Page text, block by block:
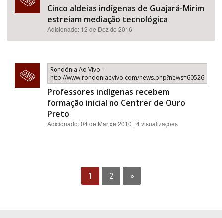
Cinco aldeias indígenas de Guajará-Mirim
estreiam mediação tecnológica
Adicionado: 12 de Dez de 2016
Rondônia Ao Vivo -
http://www.rondoniaovivo.com/news.php?news=60526
Professores indígenas recebem
formação inicial no Centrer de Ouro
Preto
Adicionado: 04 de Mar de 2010 | 4 visualizações
1 2 »